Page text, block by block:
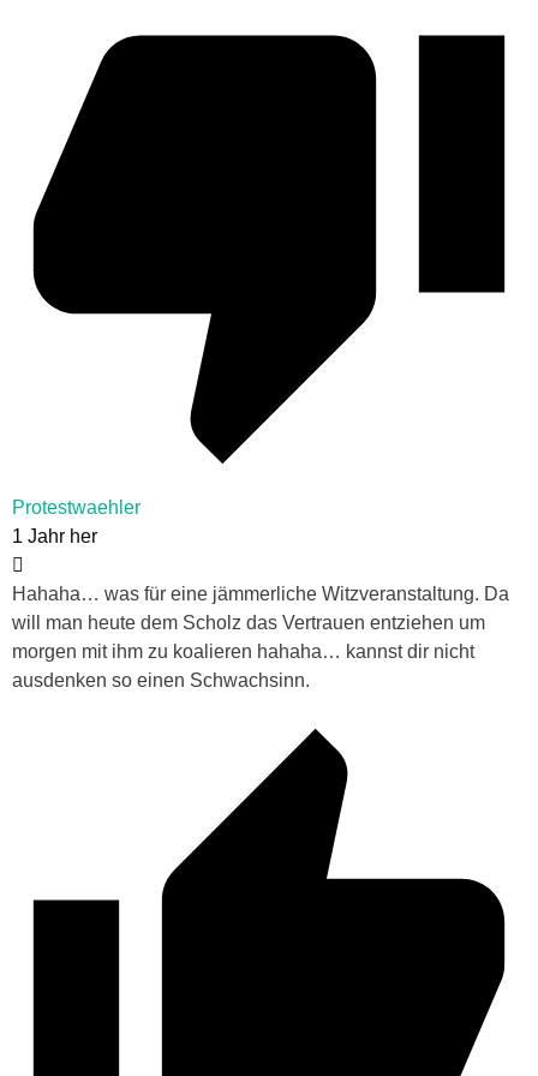
Protestwaehler
1 Jahr her
Hahaha… was für eine jämmerliche Witzveranstaltung. Da
will man heute dem Scholz das Vertrauen entziehen um
morgen mit ihm zu koalieren hahaha… kannst dir nicht
ausdenken so einen Schwachsinn.